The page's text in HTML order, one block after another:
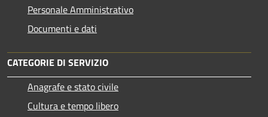
Personale Amministrativo
Documenti e dati
CATEGORIE DI SERVIZIO
Anagrafe e stato civile
Cultura e tempo libero